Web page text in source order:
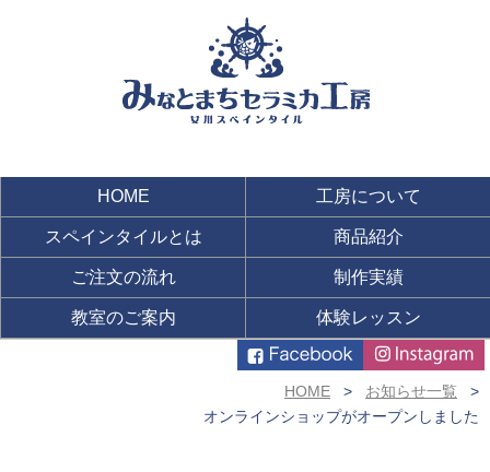
HOME 工房について
スペインタイルとは 商品紹介
ご注文の流れ 制作実績
教室のご案内 体験レッスン
HOME
お知らせ一覧
オンラインショップがオープンしました